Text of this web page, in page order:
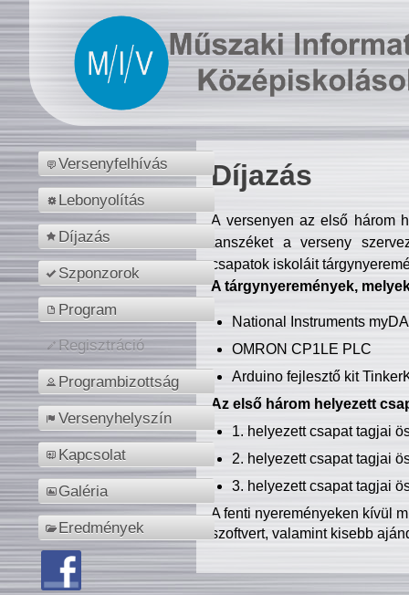
Versenyfelhívás
Lebonyolítás
Díjazás
Szponzorok
Program
Regisztráció
Programbizottság
Versenyhelyszín
Kapcsolat
Galéria
Eredmények
Díjazás
A versenyen az első három
tanszéket a verseny
csapatok iskoláit
A tárgynyeremények,
National Instruments
OMRON CP1LE PLC
Arduino fejlesztő kit
Az első három helyezett
1. helyezett csapat tagjai
2. helyezett csapat tagjai
3. helyezett csapat tagjai
A fenti nyereményeken kívül
szoftvert, valamint kisebb